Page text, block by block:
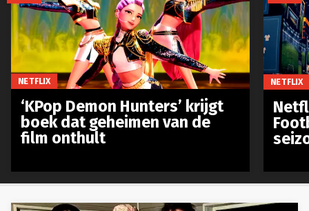
NETFLIX
‘KPop Demon Hunters’ krijgt
boek dat geheimen van de
film onthult
NETFLIX